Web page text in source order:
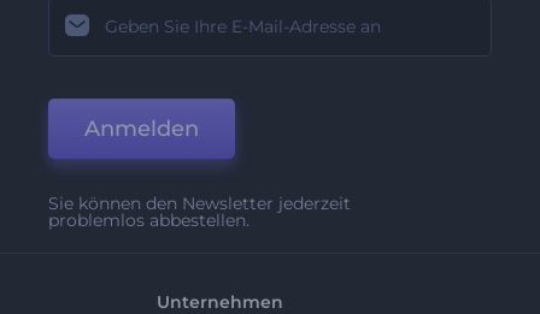
Anmelden
Sie können den Newsletter jederzeit
problemlos abbestellen.
Unternehmen